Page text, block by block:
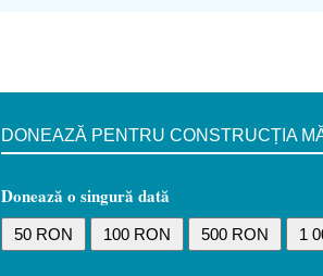
DONEAZĂ PENTRU CONSTRUCȚIA
Donează o singură dată
50 RON 100 RON 500 RON 1